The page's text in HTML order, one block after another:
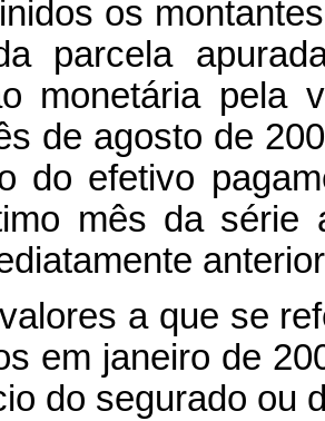
os
parcela
monetária pela
de agosto de
do efetivo
mês da série
a que se
em janeiro de
do segurado ou